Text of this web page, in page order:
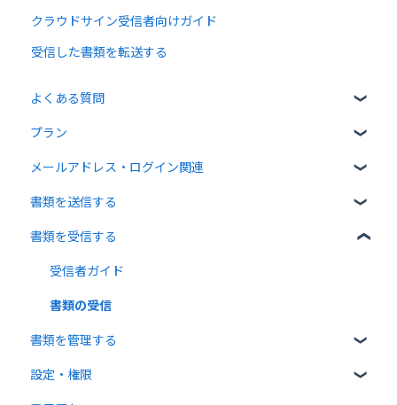
クラウドサイン受信者向けガイド
受信した書類を転送する
よくある質問
クラウドサインについて
書類について
操作方法について
通知メールについて
プラン
無料プラン
有料プラン
無料オプション
有料オプション
連携プラン
メールアドレス・ログイン関連
ログイン関連
書類を送信する
書類のアップロード・編集
宛先設定
一括送信
送信時の設定
送信後の操作
書類を受信する
受信者ガイド
書類の受信
書類を管理する
書類の確認
設定・権限